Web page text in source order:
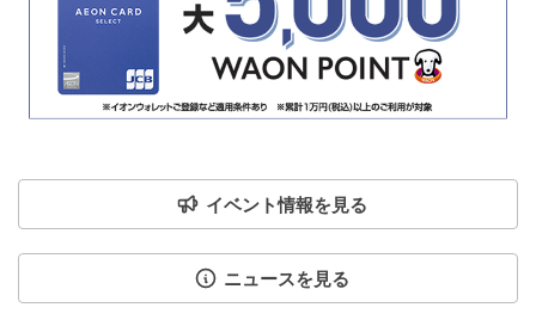
イベント情報を見る
ニュースを見る